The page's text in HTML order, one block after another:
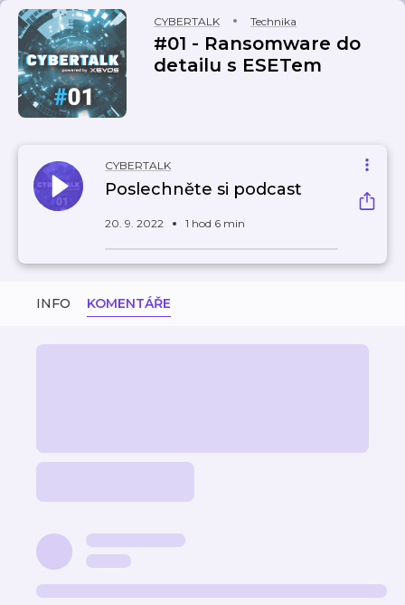
CYBERTALK Technika
#01 - Ransomware do
detailu s ESETem
CYBERTALK
Poslechněte si podcast
20. 9. 2022 1 hod 6 min
INFO KOMENTÁŘE